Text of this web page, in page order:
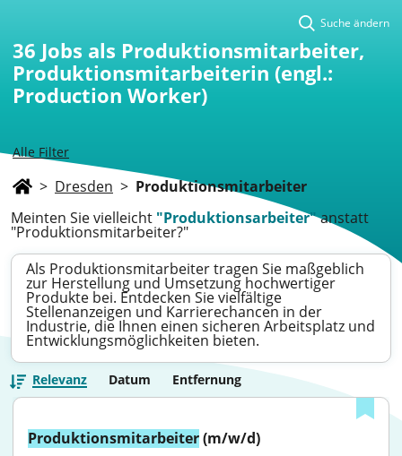
Alle Filter
Suche ändern
36 Jobs als Produktionsmitarbeiter,
Produktionsmitarbeiterin (engl.:
Production Worker)
> Dresden > Produktionsmitarbeiter
Meinten Sie vielleicht "Produktionsarbeiter"anstatt
"Produktionsmitarbeiter?"
Als Produktionsmitarbeiter tragen Sie maßgeblich
zur Herstellung und Umsetzung hochwertiger
Produkte bei. Entdecken Sie vielfältige
Stellenanzeigen und Karrierechancen in der
Industrie, die Ihnen einen sicheren Arbeitsplatz und
Entwicklungsmöglichkeiten bieten.
Relevanz Datum Entfernung
Produktionsmitarbeiter (m/w/d)